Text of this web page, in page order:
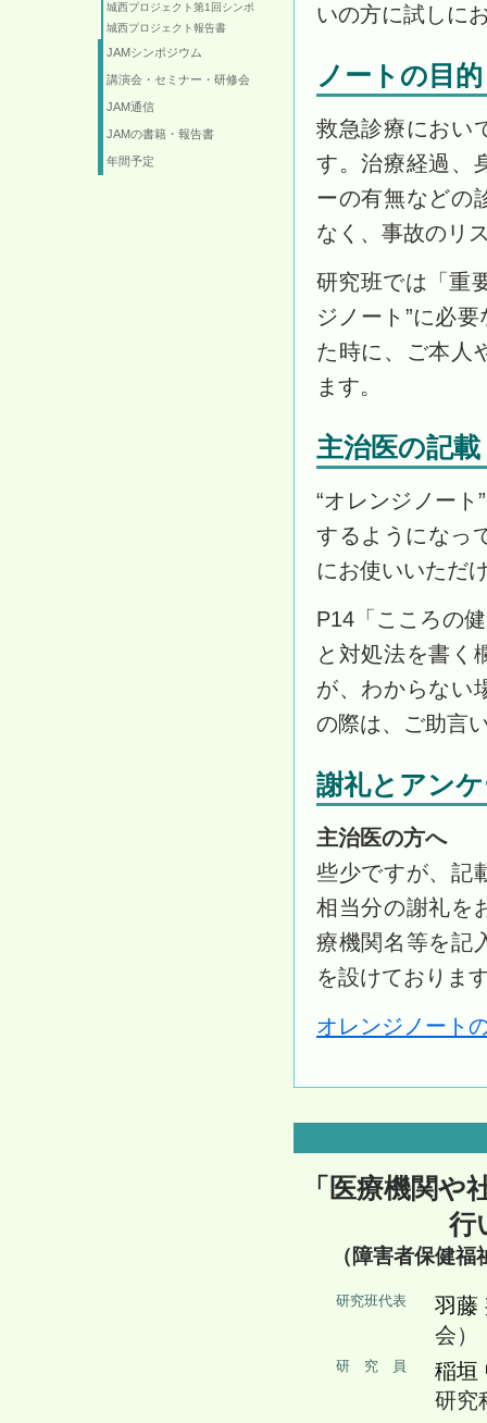
いの方に試しに
ノートの目的
救急診療におい
す。治療経過、
ーの有無などの
なく、事故のリ
研究班では「重
ジノート”に必
た時に、ご本人
ます。
主治医の記載
“オレンジノー
するようになっ
にお使いいただ
P14「こころの
と対処法を書く
が、わからない
の際は、ご助言
謝礼とアン
主治医の方へ
些少ですが、記
相当分の謝礼を
療機関名等を記
を設けておりま
オレンジノート
「医療機関や
行
（障害者保健
研究班代表
羽藤
会）
研 究 員
稲垣
研究
城西プロジェクト第1回シンポ
城西プロジェクト報告書
JAMシンポジウム
講演会・セミナー・研修会
JAM通信
JAMの書籍・報告書
年間予定